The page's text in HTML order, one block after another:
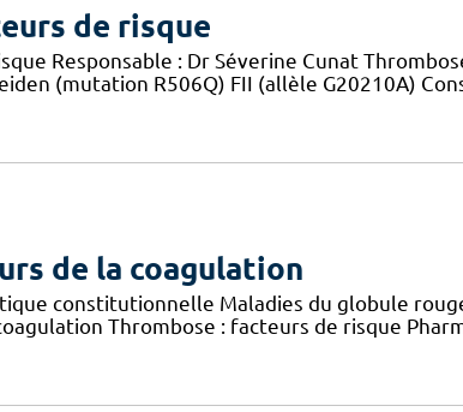
de risque
Responsable : Dr Séverine Cunat
(mutation R506Q) FII (allèle G20210A)
de la coagulation
constitutionnelle Maladies du globule
Thrombose : facteurs de risque